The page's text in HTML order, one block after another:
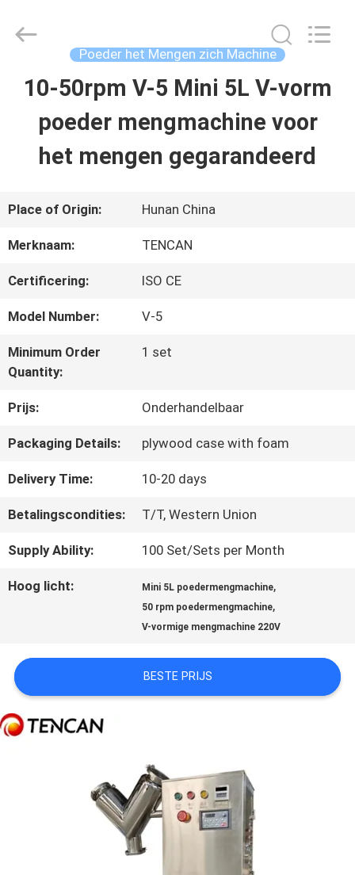
HUIS
PRODUCTEN
ONGEVEER
ONS
FABRIEKSREIS
KWALITEITSCONTROLE
CONTACTEER
ONS
BLOG
OM EEN
CITAAT
SITEMAP
PRIVACYBELEID
Tianchuang
Powder
Poeder het Mengen zich Machine
10-50rpm V-5 Mini 5L V-vorm
poeder mengmachine voor
het mengen gegarandeerd
Place of Origin: Hunan China
Merknaam: TENCAN
Certificering: ISO CE
Model Number: V-5
Minimum Order
Quantity:
1 set
Prijs: Onderhandelbaar
Packaging Details: plywood case with foam
Delivery Time: 10-20 days
Betalingscondities: T/T, Western Union
Supply Ability: 100 Set/Sets per Month
Hoog licht: Mini 5L poedermengmachine,
50 rpm poedermengmachine,
V-vormige mengmachine 220V
BESTE PRIJS